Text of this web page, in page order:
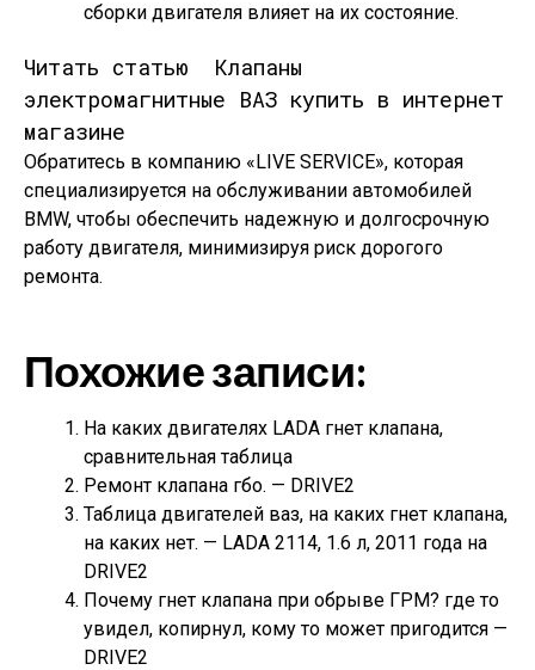
сборки двигателя влияет на их состояние.
Читать статью
Клапаны
электромагнитные ВАЗ купить в интернет
магазине
Обратитесь в компанию «LIVE SERVICE», которая
специализируется на обслуживании автомобилей
BMW, чтобы обеспечить надежную и долгосрочную
работу двигателя, минимизируя риск дорогого
ремонта.
Похожие записи:
На каких двигателях LADA гнет клапана,
сравнительная таблица
Ремонт клапана гбо. — DRIVE2
Таблица двигателей ваз, на каких гнет клапана,
на каких нет. — LADA 2114, 1.6 л, 2011 года на
DRIVE2
Почему гнет клапана при обрыве ГРМ? где то
увидел, копирнул, кому то может пригодится —
DRIVE2